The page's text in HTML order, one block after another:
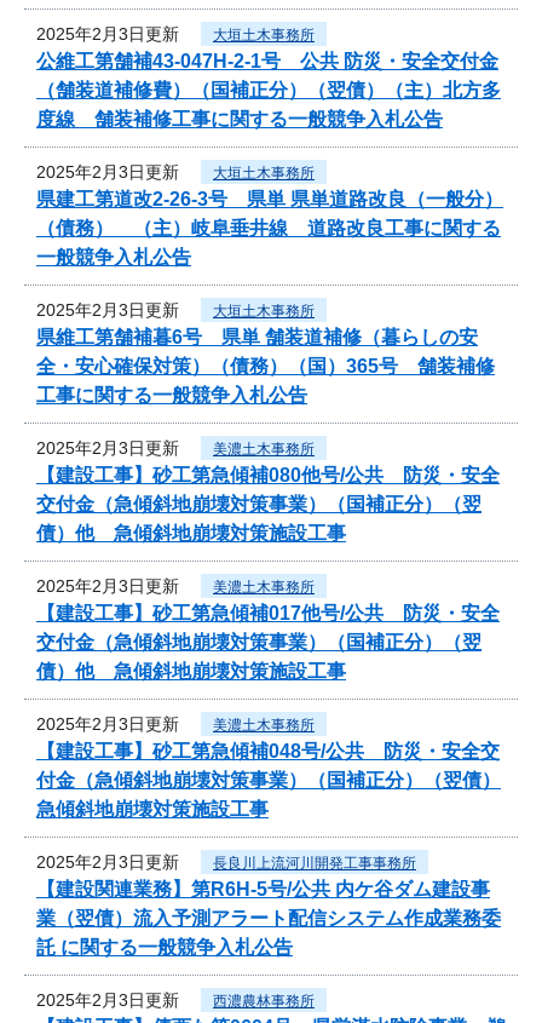
2025年2月3日更新 大垣土木事務所
公維工第舗補43-047H-2-1号 公共 防災・安全交付金
（舗装道補修費）（国補正分）（翌債）（主）北方多
度線 舗装補修工事に関する一般競争入札公告
2025年2月3日更新 大垣土木事務所
県建工第道改2-26-3号 県単 県単道路改良（一般分）
（債務） （主）岐阜垂井線 道路改良工事に関する
一般競争入札公告
2025年2月3日更新 大垣土木事務所
県維工第舗補暮6号 県単 舗装道補修（暮らしの安
全・安心確保対策）（債務）（国）365号 舗装補修
工事に関する一般競争入札公告
2025年2月3日更新 美濃土木事務所
【建設工事】砂工第急傾補080他号/公共 防災・安全
交付金（急傾斜地崩壊対策事業）（国補正分）（翌
債）他 急傾斜地崩壊対策施設工事
2025年2月3日更新 美濃土木事務所
【建設工事】砂工第急傾補017他号/公共 防災・安全
交付金（急傾斜地崩壊対策事業）（国補正分）（翌
債）他 急傾斜地崩壊対策施設工事
2025年2月3日更新 美濃土木事務所
【建設工事】砂工第急傾補048号/公共 防災・安全交
付金（急傾斜地崩壊対策事業）（国補正分）（翌債）
急傾斜地崩壊対策施設工事
2025年2月3日更新 長良川上流河川開発工事事務所
【建設関連業務】第R6H-5号/公共 内ケ谷ダム建設事
業（翌債）流入予測アラート配信システム作成業務委
託 に関する一般競争入札公告
2025年2月3日更新 西濃農林事務所